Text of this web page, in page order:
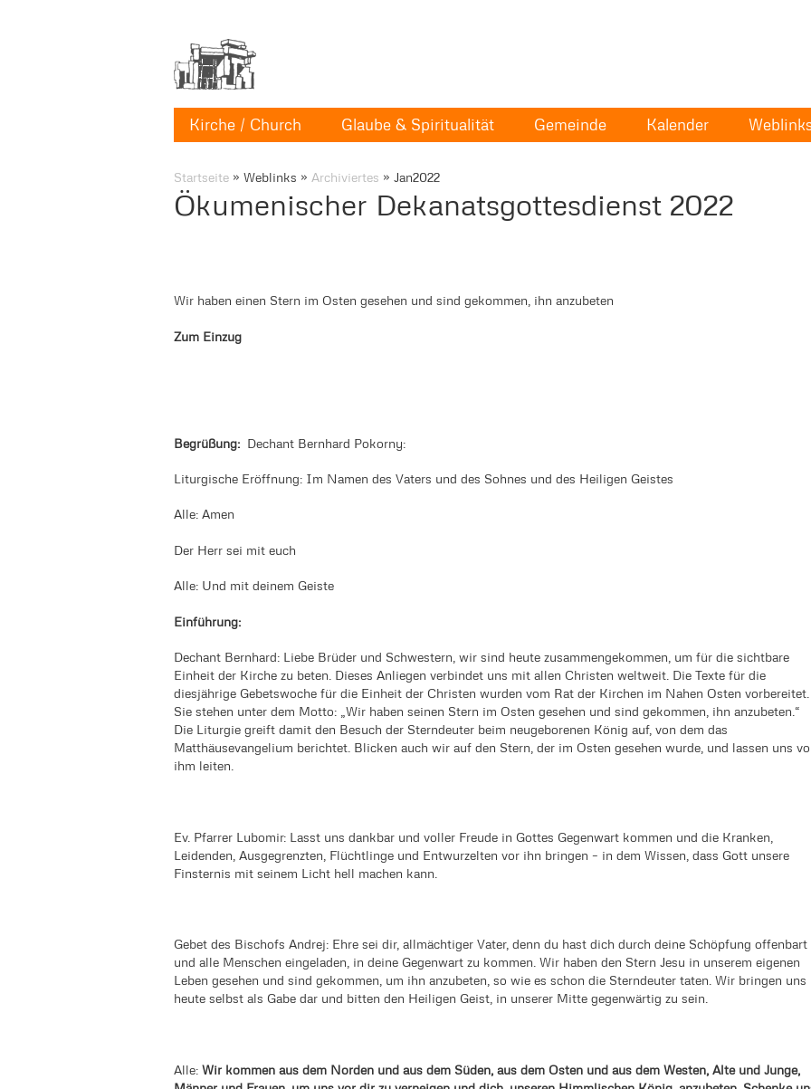
Kirche / Church Glaube & Spiritualität Gemeinde Kalender
Startseite » Weblinks » Archiviertes » Jan2022
Ökumenischer Dekanatsgottesdienst 2022
Wir haben einen Stern im Osten gesehen und sind gekommen, ihn anzubeten
Zum Einzug
Begrüßung: Dechant Bernhard Pokorny:
Liturgische Eröffnung: Im Namen des Vaters und des Sohnes und des Heiligen Geistes
Alle: Amen
Der Herr sei mit euch
Alle: Und mit deinem Geiste
Einführung:
Dechant Bernhard: Liebe Brüder und Schwestern, wir sind heute zusammengekommen, um für die sichtbare
Einheit der Kirche zu beten. Dieses Anliegen verbindet uns mit allen Christen weltweit. Die Texte für die
diesjährige Gebetswoche für die Einheit der Christen wurden vom Rat der Kirchen im Nahen Osten vorbereitet.
Sie stehen unter dem Motto: „Wir haben seinen Stern im Osten gesehen und sind gekommen, ihn anzubeten.“
Die Liturgie greift damit den Besuch der Sterndeuter beim neugeborenen König auf, von dem das
Matthäusevangelium berichtet. Blicken auch wir auf den Stern, der im Osten gesehen wurde, und lassen uns
ihm leiten.
Ev. Pfarrer Lubomir: Lasst uns dankbar und voller Freude in Gottes Gegenwart kommen und die Kranken,
Leidenden, Ausgegrenzten, Flüchtlinge und Entwurzelten vor ihn bringen – in dem Wissen, dass Gott unsere
Finsternis mit seinem Licht hell machen kann.
Gebet des Bischofs Andrej: Ehre sei dir, allmächtiger Vater, denn du hast dich durch deine Schöpfung offenbart
und alle Menschen eingeladen, in deine Gegenwart zu kommen. Wir haben den Stern Jesu in unserem eigenen
Leben gesehen und sind gekommen, um ihn anzubeten, so wie es schon die Sterndeuter taten. Wir bringen uns
heute selbst als Gabe dar und bitten den Heiligen Geist, in unserer Mitte gegenwärtig zu sein.
Alle: Wir kommen aus dem Norden und aus dem Süden, aus dem Osten und aus dem Westen, Alte und Junge,